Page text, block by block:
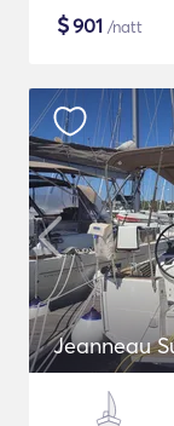
$901 /natt
Jeanneau